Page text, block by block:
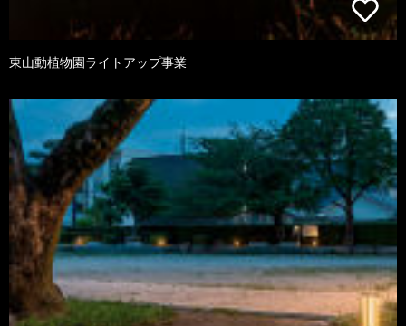
東山動植物園ライトアップ事業